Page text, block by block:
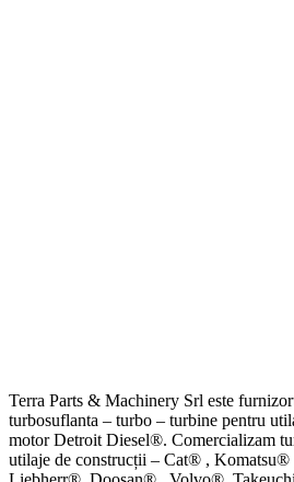
Terra Parts & Machinery Srl este
turbosuflanta – turbo – turbine pentru
motor Detroit Diesel®. Comercializam
utilaje de construcții – Cat® ,